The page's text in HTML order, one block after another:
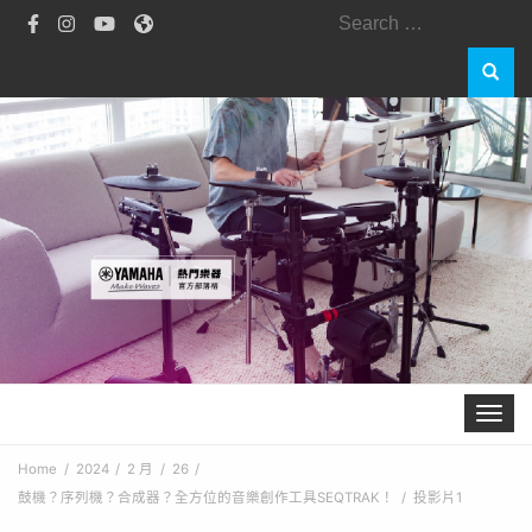
Search
Toggle
Home 2024 2 月
26
鼓機？序列機？合成器？全方位的音樂創作工具SEQTRAK！
投影片1